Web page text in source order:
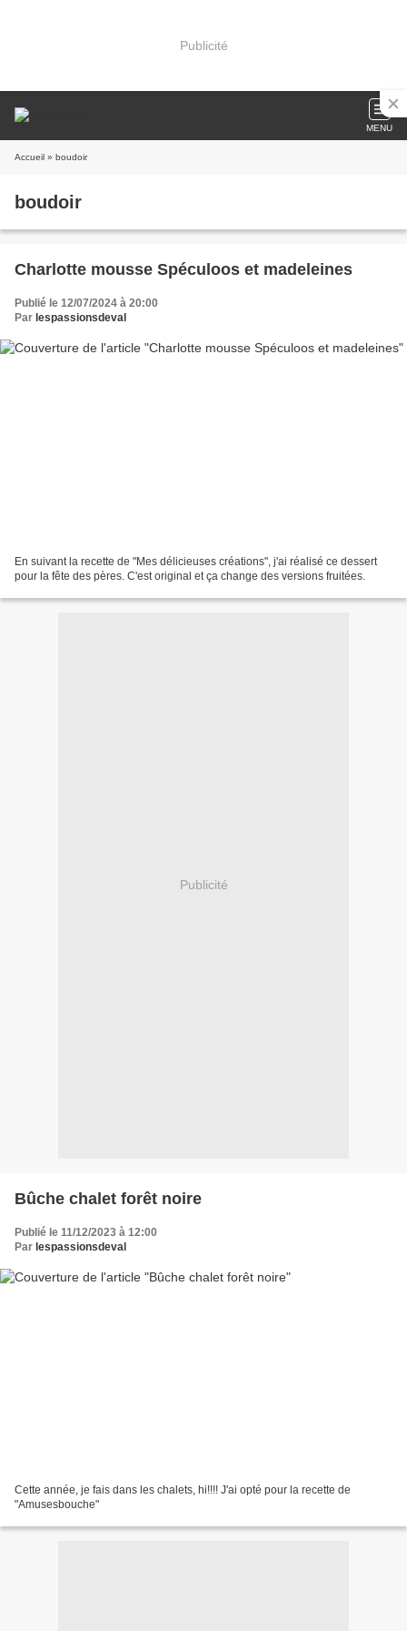
Publicité
MENU
Accueil » boudoir
boudoir
Charlotte mousse Spéculoos et madeleines
Publié le 12/07/2024 à 20:00
Par lespassionsdeval
En suivant la recette de "Mes délicieuses créations", j'ai réalisé ce dessert
pour la fête des pères. C'est original et ça change des versions fruitées.
Publicité
Bûche chalet forêt noire
Publié le 11/12/2023 à 12:00
Par lespassionsdeval
Cette année, je fais dans les chalets, hi!!!! J'ai opté pour la recette de
"Amusesbouche"